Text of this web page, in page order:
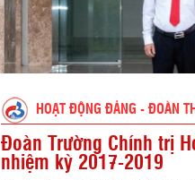
HOẠT ĐỘNG ĐẢNG - ĐOÀN
Đoàn Trường Chính trị
nhiệm kỳ 2017-2019